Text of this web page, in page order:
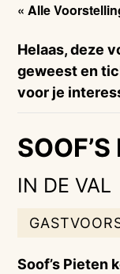
« Alle
Helaas, deze
geweest en
voor je
IN DE VAL
Soof’s Pieten